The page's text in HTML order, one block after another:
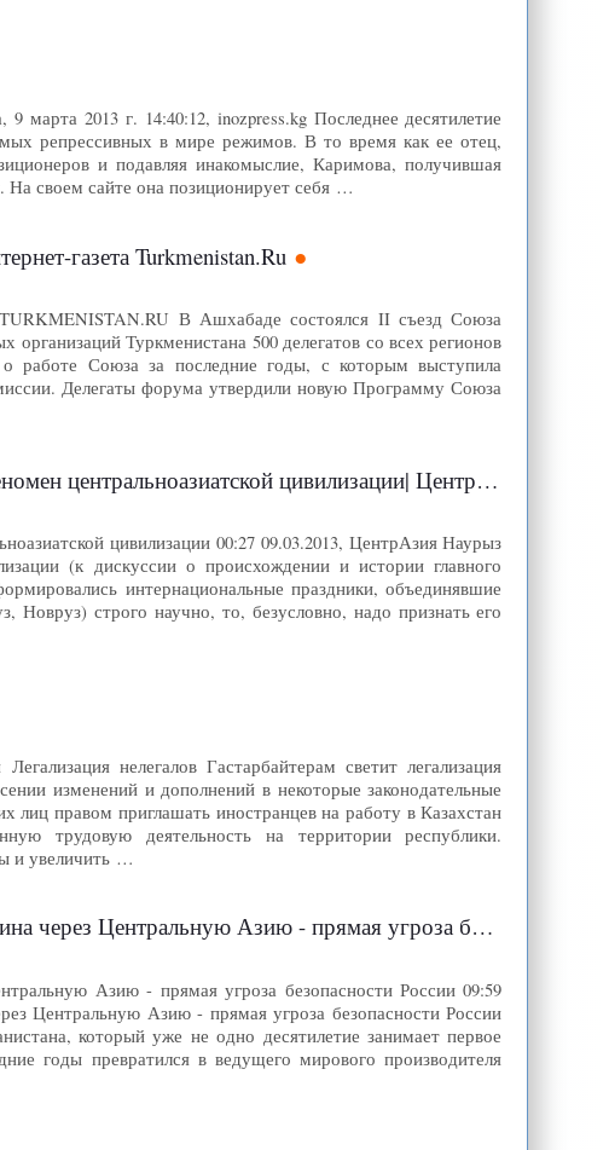
2013 г. 14:40:12, inozpress.kg Последнее десятилетие
репрессивных в мире режимов. В то время как ее отец,
и подавляя инакомыслие, Каримова, получившая
На своем сайте она позиционирует себя …
газета Turkmenistan.Ru
В Ашхабаде состоялся II съезд Союза
Туркменистана 500 делегатов со всех регионов
работе Союза за последние годы, с которым выступила
Делегаты форума утвердили новую Программу Союза
центральноазиатской цивилизации| ЦентрАзия
цивилизации 00:27 09.03.2013, ЦентрАзия Наурыз
(к дискуссии о происхождении и истории главного
интернациональные праздники, объединявшие
строго научно, то, безусловно, надо признать его
нелегалов Гастарбайтерам светит легализация
изменений и дополнений в некоторые законодательные
правом приглашать иностранцев на работу в Казахстан
трудовую деятельность на территории республики.
и увеличить …
Азию - прямая угроза безопасности России| ЦентрАзия
Азию - прямая угроза безопасности России 09:59
Центральную Азию - прямая угроза безопасности России
который уже не одно десятилетие занимает первое
годы превратился в ведущего мирового производителя